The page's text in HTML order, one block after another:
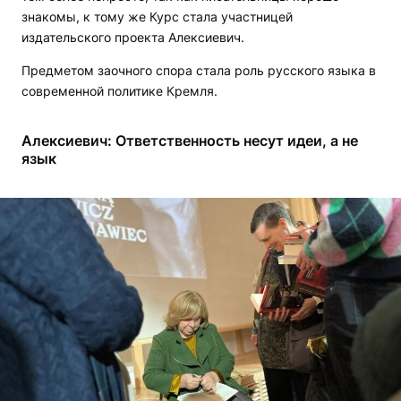
знакомы, к тому же Курс стала участницей
издательского проекта Алексиевич.
Предметом заочного спора стала роль русского языка в
современной политике Кремля.
Алексиевич: Ответственность несут идеи, а не
язык